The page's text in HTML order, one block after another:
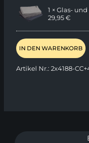
1 × Glas-
29,95€
IN DEN WARENKORB
Artikel Nr.: 2x4188-